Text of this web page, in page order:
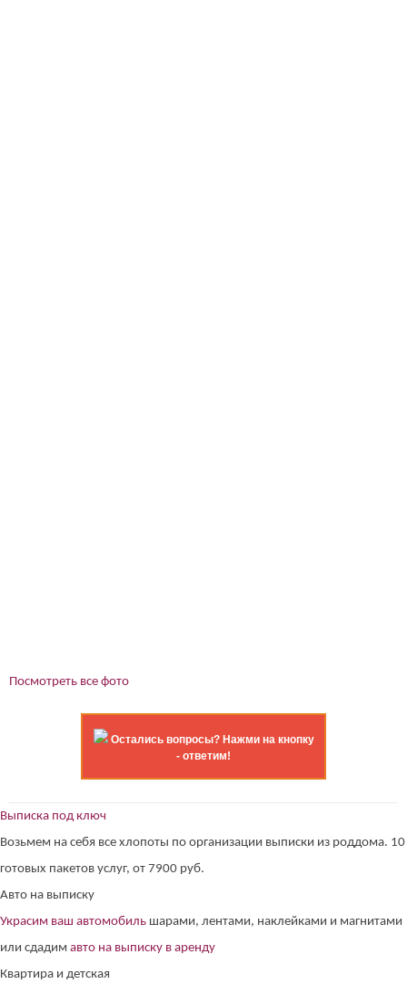
Посмотреть все фото
Остались вопросы? Нажми на кнопку
- ответим!
Выписка под ключ
Возьмем на себя все хлопоты по организации выписки из роддома. 10
готовых пакетов услуг, от 7900 руб.
Авто на выписку
Украсим ваш автомобиль шарами, лентами, наклейками и магнитами
или сдадим авто на выписку в аренду
Квартира и детская